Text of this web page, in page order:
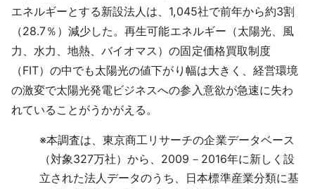
English
エネルギーとする新設法人は、1,045社で前年から約3割
（28.7％）減少した。再生可能エネルギー（太陽光、風
力、水力、地熱、バイオマス）の固定価格買取制度
（FIT）の中でも太陽光の値下がり幅は大きく、経営環境
の激変で太陽光発電ビジネスへの参入意欲が急速に失わ
れていることがうかがえる。
※本調査は、東京商工リサーチの企業データベース
（対象327万社）から、2009－2016年に新しく設
立された法人データのうち、日本標準産業分類に基